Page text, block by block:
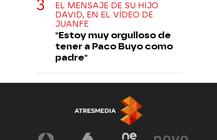
EL MENSAJE DE SU HIJO
DAVID, EN EL VÍDEO DE
JUANFE
"Estoy muy orgulloso de
tener a Paco Buyo como
padre"